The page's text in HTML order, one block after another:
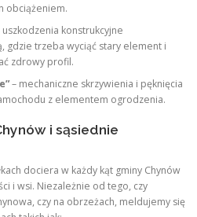
obciążeniem.
konstrukcyjne
gdzie trzeba wyciąć stary element i
zdrowy profil.
– mechaniczne skrzywienia i pęknięcia
z elementem ogrodzenia.
i sąsiednie
dociera w każdy kąt gminy Chynów
i wsi. Niezależnie od tego, czy
czy na obrzeżach, meldujemy się